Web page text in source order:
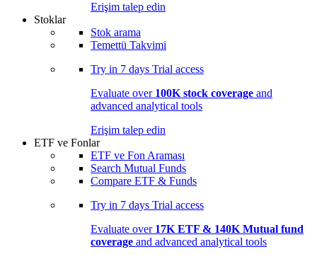
Erişim talep edin
Stoklar
Stok arama
Temettü Takvimi
Try in 7 days Trial access
Evaluate over 100K stock coverage and
advanced analytical tools
Erişim talep edin
ETF ve Fonlar
ETF ve Fon Araması
Search Mutual Funds
Compare ETF & Funds
Try in 7 days Trial access
Evaluate over 17K ETF & 140K Mutual fund
coverage and advanced analytical tools